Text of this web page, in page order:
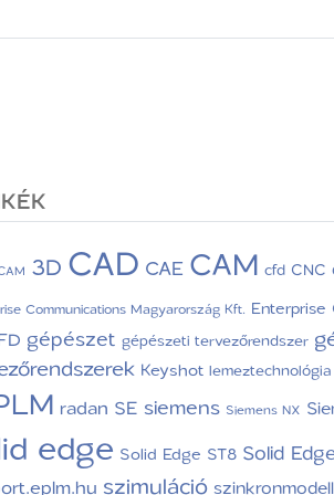
3DCAD CAE CAM cfd CNC
Communications Magyarország Kft. Enterprise
gépészet gépészeti tervezőrendszer
Keyshot lemeztechnológia
radan SE siemens Siemens NX
edge Solid Edge ST8 Solid
szimuláció